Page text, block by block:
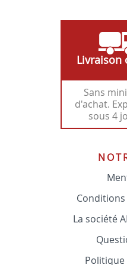
Livraison
Sans
d'achat.
sous 4
La société